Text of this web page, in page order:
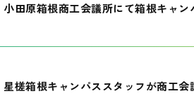
小田原箱根商工会議所にて箱根キャン
星槎箱根キャンパススタッフが商工会